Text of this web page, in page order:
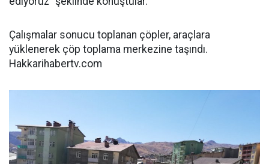
Çalışmalar sonucu toplanan çöpler, araçlara
yüklenerek çöp toplama merkezine taşındı.
Hakkarihabertv.com